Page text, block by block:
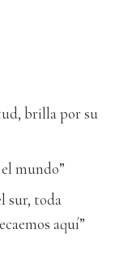
brilla por su
mundo”
sur, toda
aquí”